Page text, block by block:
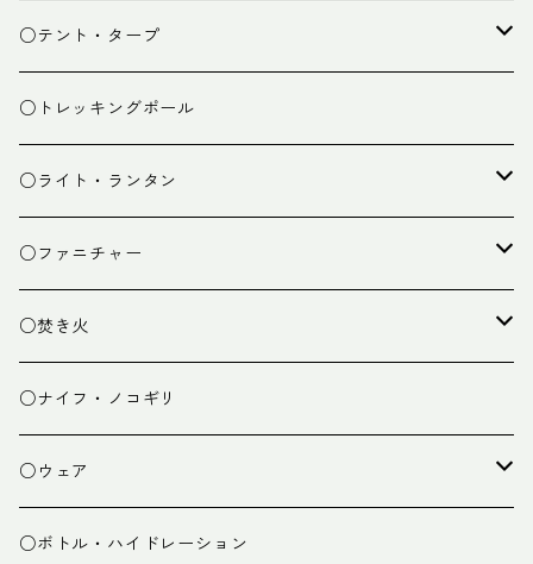
スタッフバッグ
ザック小物
クッカー
バーナー
カトラリー
クッキング小物
○テント・タープ
テント
タープ
ペグ・ハンマー・小物
○トレッキングポール
○ライト・ランタン
ライト
ランタン
○ファニチャー
テーブル
チェア
○焚き火
焚き火台
焚き火小物
○ナイフ・ノコギリ
○ウェア
ミドルレイヤー
○ボトル・ハイドレーション